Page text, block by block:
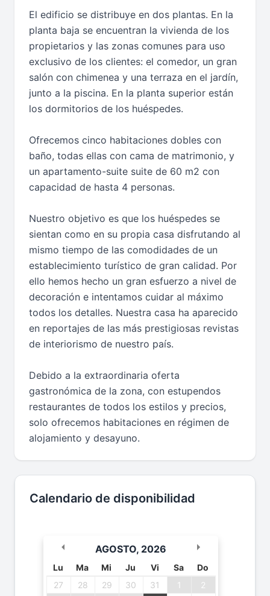
El edificio se distribuye en dos plantas. En la
planta baja se encuentran la vivienda de los
propietarios y las zonas comunes para uso
exclusivo de los clientes: el comedor, un gran
salón con chimenea y una terraza en el jardín,
junto a la piscina. En la planta superior están
los dormitorios de los huéspedes.
Ofrecemos cinco habitaciones dobles con
baño, todas ellas con cama de matrimonio, y
un apartamento-suite suite de 60 m2 con
capacidad de hasta 4 personas.
Nuestro objetivo es que los huéspedes se
sientan como en su propia casa disfrutando al
mismo tiempo de las comodidades de un
establecimiento turístico de gran calidad. Por
ello hemos hecho un gran esfuerzo a nivel de
decoración e intentamos cuidar al máximo
todos los detalles. Nuestra casa ha aparecido
en reportajes de las más prestigiosas revistas
de interiorismo de nuestro país.
Debido a la extraordinaria oferta
gastronómica de la zona, con estupendos
restaurantes de todos los estilos y precios,
solo ofrecemos habitaciones en régimen de
alojamiento y desayuno.
Calendario de disponibilidad
AGOSTO, 2026
Lu Ma Mi Ju Vi Sa
Do
27
28 29 30 31 1 2